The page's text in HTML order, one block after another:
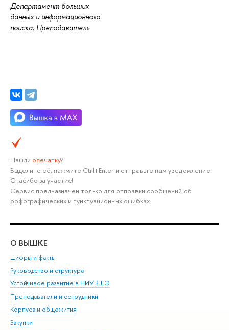
Департамент больших
данных и информационного
поиска: Преподаватель
Нашли опечатку?
Выделите её, нажмите Ctrl+Enter и отправьте нам уведомление.
Спасибо за участие!
Сервис предназначен только для отправки сообщений об
орфографических и пунктуационных ошибках.
О ВЫШКЕ
Цифры и факты
Руководство и структура
Устойчивое развитие в НИУ ВШЭ
Преподаватели и сотрудники
Корпуса и общежития
Закупки